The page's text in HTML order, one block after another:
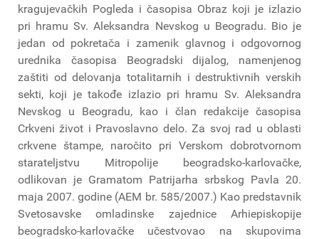
kragujevačkih Pogleda i časopisa Obraz koji je izlazio
pri hramu Sv. Aleksandra Nevskog u Beogradu. Bio je
jedan od pokretača i zamenik glavnog i odgovornog
urednika časopisa Beogradski dijalog, namenjenog
zaštiti od delovanja totalitarnih i destruktivnih verskih
sekti, koji je takođe izlazio pri hramu Sv. Aleksandra
Nevskog u Beogradu, kao i član redakcije časopisa
Crkveni život i Pravoslavno delo. Za svoj rad u oblasti
crkvene štampe, naročito pri Verskom dobrotvornom
starateljstvu Mitropolije beogradsko-karlovačke,
odlikovan je Gramatom Patrijarha srbskog Pavla 20.
maja 2007. godine (AEM br. 585/2007.) Kao predstavnik
Svetosavske omladinske zajednice Arhiepiskopije
beogradsko-karlovačke učestvovao na skupovima